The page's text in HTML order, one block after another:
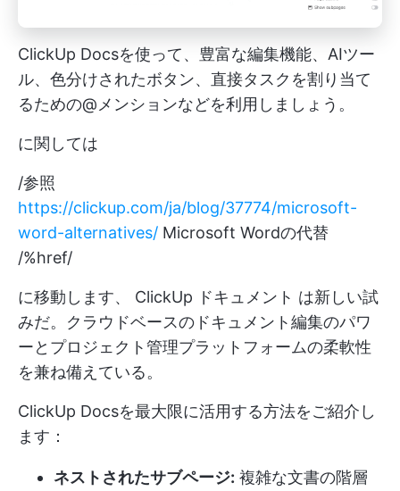
ClickUp Docsを使って、豊富な編集機能、AIツー
ル、色分けされたボタン、直接タスクを割り当て
るための@メンションなどを利用しましょう。
に関しては
/参照
https://clickup.com/ja/blog/37774/microsoft-
word-alternatives/ Microsoft Wordの代替
/%href/
に移動します、 ClickUp ドキュメント は新しい試
みだ。クラウドベースのドキュメント編集のパワ
ーとプロジェクト管理プラットフォームの柔軟性
を兼ね備えている。
ClickUp Docsを最大限に活用する方法をご紹介し
ます：
ネストされたサブページ: 複雑な文書の階層